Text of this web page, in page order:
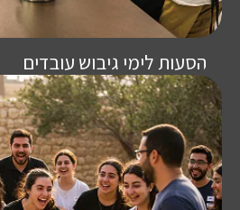
הסעות לימי גיבוש עובדים